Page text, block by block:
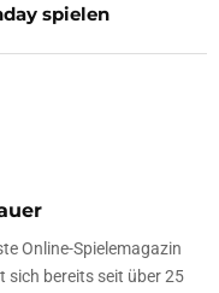
spielen
Online-Spielemagazin
sich bereits seit über 25